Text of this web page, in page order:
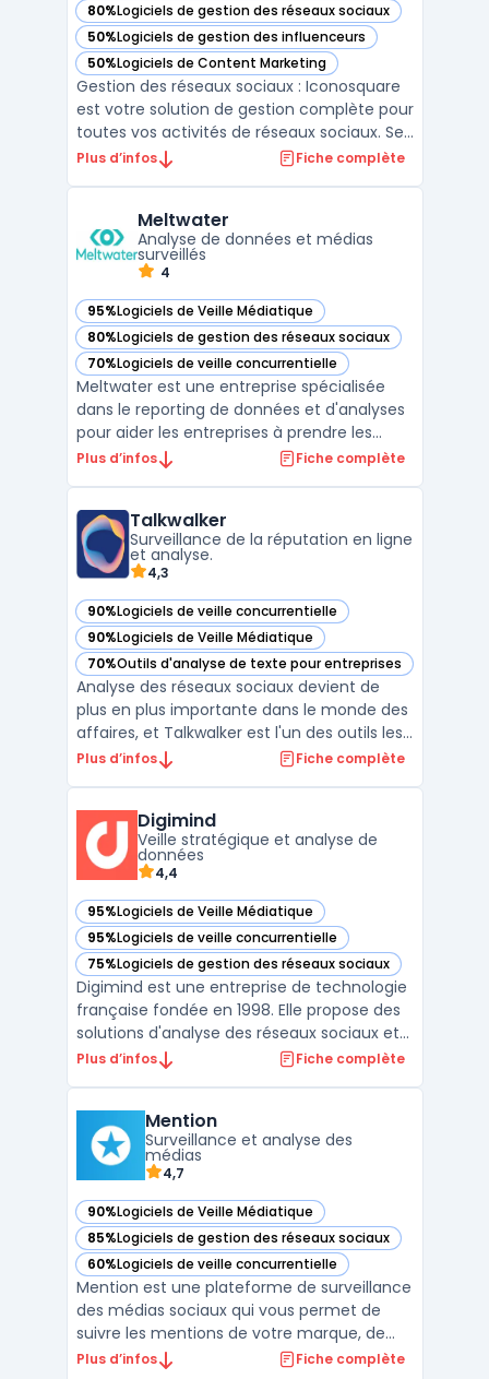
80%Logiciels de gestion des réseaux sociaux
— voir Iconosquare dans cette catégorie
50%Logiciels de gestion des influenceurs
— voir Iconosquare dans cette catégorie
50%Logiciels de Content Marketing
— voir Iconosquare dans cette catégorie
Gestion des réseaux sociaux : Iconosquare
est votre solution de gestion complète pour
toutes vos activités de réseaux sociaux. Ses
fonctionnalités et tableaux de bord en
en obtenant des résultats mesurables et
une croissance ...
Plus d’infos Fiche complète
Meltwater
Analyse de données et médias
surveillés
4
95%Logiciels de Veille Médiatique
— voir Meltwater dans cette catégorie
80%Logiciels de gestion des réseaux sociaux
— voir Meltwater dans cette catégorie
70%Logiciels de veille concurrentielle
— voir Meltwater dans cette catégorie
Meltwater est une entreprise spécialisée
dans le reporting de données et d'analyses
pour aider les entreprises à prendre les
bonnes décisions en se basant sur des
capable de collecter des données
provenant de nombre ...
Plus d’infos Fiche complète
Talkwalker
Surveillance de la réputation en ligne
et analyse.
4,3
90%Logiciels de veille concurrentielle
— voir Talkwalker dans cette catégorie
90%Logiciels de Veille Médiatique
— voir Talkwalker dans cette catégorie
70%Outils d'analyse de texte pour entreprises
— voir Talkwalker dans cette catégorie
Analyse des réseaux sociaux devient de
plus en plus importante dans le monde des
affaires, et Talkwalker est l'un des outils les
plus performants pour aider les marques à
utilisateur conviviale, Talkwalker permet aux
ut ...
Plus d’infos Fiche complète
Digimind
Veille stratégique et analyse de
données
4,4
95%Logiciels de Veille Médiatique
— voir Digimind dans cette catégorie
95%Logiciels de veille concurrentielle
— voir Digimind dans cette catégorie
75%Logiciels de gestion des réseaux sociaux
— voir Digimind dans cette catégorie
Digimind est une entreprise de technologie
française fondée en 1998. Elle propose des
solutions d'analyse des réseaux sociaux et
de veille stratégique pour les entreprises et
et d'alertes en temps réel qui leur pe ...
Plus d’infos Fiche complète
Mention
Surveillance et analyse des
médias
4,7
90%Logiciels de Veille Médiatique
— voir Mention dans cette catégorie
85%Logiciels de gestion des réseaux sociaux
— voir Mention dans cette catégorie
60%Logiciels de veille concurrentielle
— voir Mention dans cette catégorie
Mention est une plateforme de surveillance
des médias sociaux qui vous permet de
suivre les mentions de votre marque, de
surveiller la concurrence et de mesurer
Plus d’infos Fiche complète